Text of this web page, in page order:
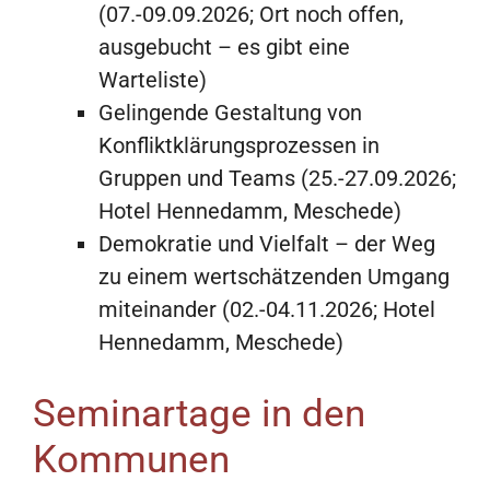
(07.-09.09.2026; Ort noch offen,
ausgebucht – es gibt eine
Warteliste)
Gelingende Gestaltung von
Konfliktklärungsprozessen in
Gruppen und Teams (25.-27.09.2026;
Hotel Hennedamm, Meschede)
Demokratie und Vielfalt – der Weg
zu einem wertschätzenden Umgang
miteinander (02.-04.11.2026; Hotel
Hennedamm, Meschede)
Seminartage in den
Kommunen